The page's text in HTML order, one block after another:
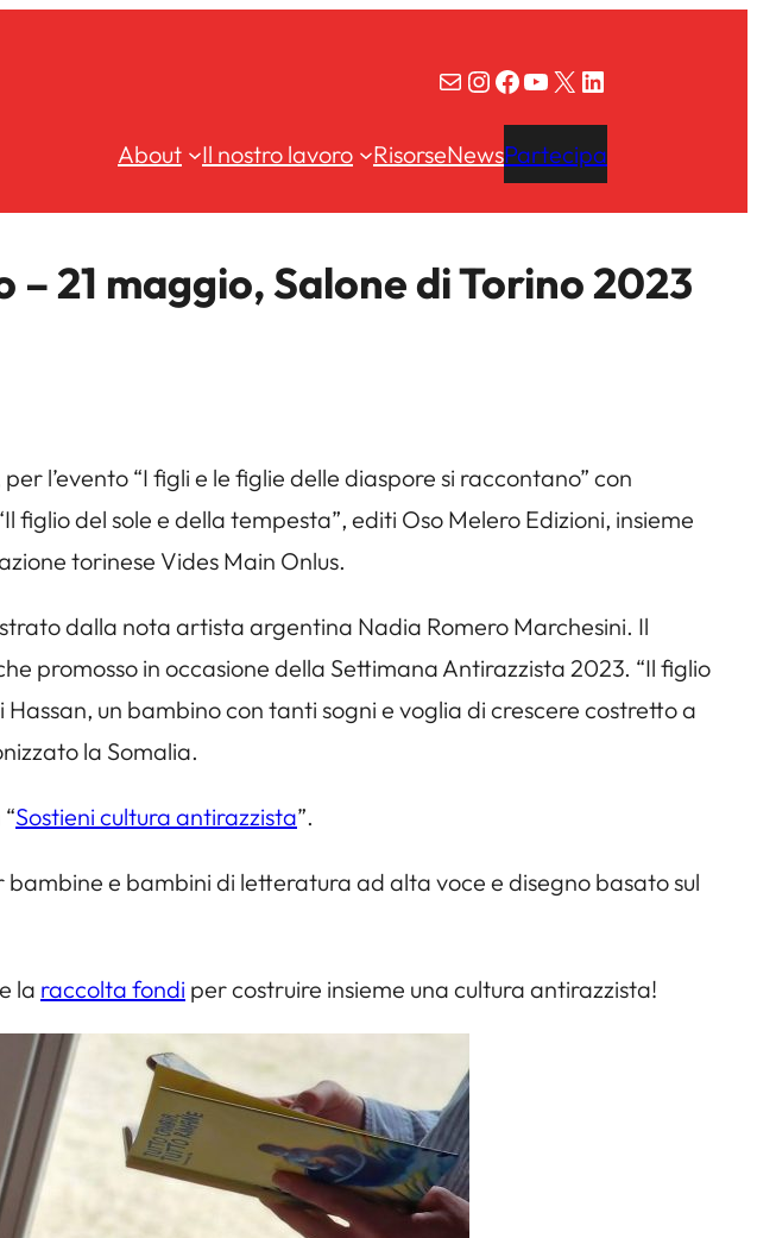
Email
Instagram
Facebook
YouTube
X LinkedIn
About Il nostro lavoro RisorseNewsPartecipa
21 maggio, Salone di Torino 2023
per l’evento “I figli e le figlie delle diaspore si raccontano” con
del sole e della tempesta”, editi Oso Melero Edizioni, insieme
torinese Vides Main Onlus.
dalla nota artista argentina Nadia Romero Marchesini. Il
promosso in occasione della Settimana Antirazzista 2023. “Il figlio
un bambino con tanti sogni e voglia di crescere costretto a
la Somalia.
Sostieni cultura antirazzista”.
e bambini di letteratura ad alta voce e disegno basato sul
la raccolta fondi per costruire insieme una cultura antirazzista!